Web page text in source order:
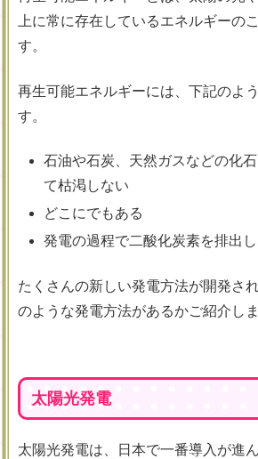
上に常に存在しているエネルギーの
す。
再生可能エネルギーには、下記のよ
す。
石油や石炭、天然ガスなどの化
て枯渇しない
どこにでもある
発電の過程で二酸化炭素を排出
たくさんの新しい発電方法が開発さ
のような発電方法があるかご紹介しま
太陽光発電
太陽光発電は、日本で一番導入が進